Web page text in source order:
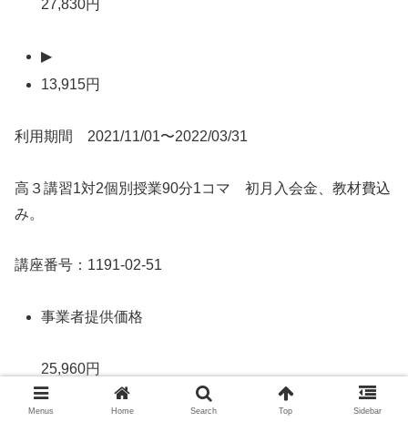
27,830円
▶
13,915円
利用期間 2021/11/01〜2022/03/31
高３講習1対2個別授業90分1コマ 初月入会金、教材費込
み。
講座番号：1191-02-51
事業者提供価格
25,960円
Menus Home Search Top Sidebar